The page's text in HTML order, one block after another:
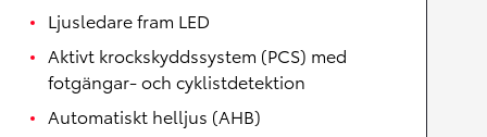
Ljusledare fram LED
Aktivt krockskyddssystem (PCS) med
fotgängar- och cyklistdetektion
Automatiskt helljus (AHB)